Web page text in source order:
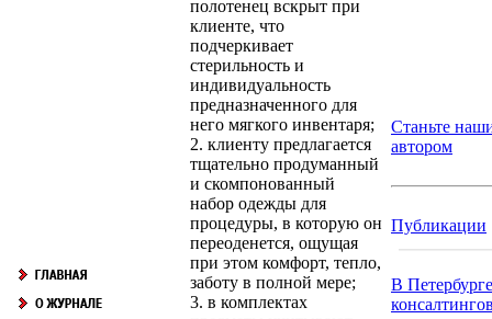
полотенец вскрыт при
клиенте, что
подчеркивает
стерильность и
индивидуальность
предназначенного для
него мягкого инвентаря;
2. клиенту предлагается
тщательно продуманный
и скомпонованный
набор одежды для
процедуры, в которую он
переоденется, ощущая
при этом комфорт, тепло,
заботу в полной мере;
3. в комплектах
Станьте
автором
Публикации
В